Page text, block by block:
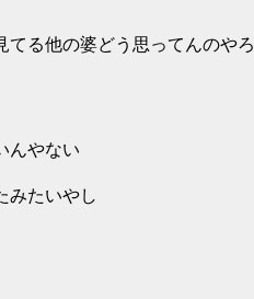
る他の婆どう思ってんのやろ
んやない
みたいやし